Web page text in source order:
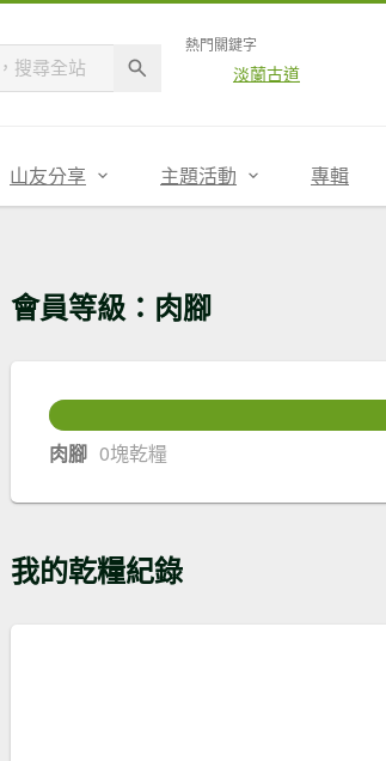
熱門關鍵字
淡蘭古道
山友分享 主題活動 專輯
會員等級：肉腳
肉腳 0塊乾糧
我的乾糧紀錄